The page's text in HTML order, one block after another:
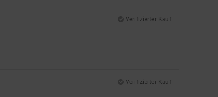
Verifizierter Kauf
Verifizierter Kauf